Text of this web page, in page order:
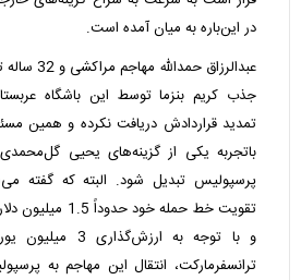
در این‌باره به میان آمده است.
عبدالرزاق
جذب کریم بنزما توسط این باشگاه
تمدید قراردادش دریافت نکرده و همین
باتجربه یکی از گزینه‌های یحیی
پرسپولیس تبدیل شود. البته که گفته
تقویت خط حمله
و با توجه به
ترانسفرمارکت، انتقال این مهاجم به